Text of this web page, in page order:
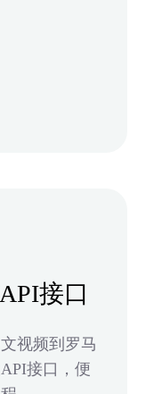
接口
视频到罗马
接口，便